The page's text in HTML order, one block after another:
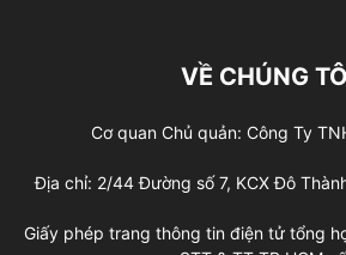
VỀ CHÚNG
Cơ quan Chủ quản: Công Ty
Địa chỉ: 2/44 Đường số 7, KCX Đô
Giấy phép trang thông tin điện tử tổng